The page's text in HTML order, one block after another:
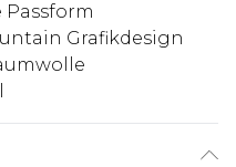
Grafikdesign